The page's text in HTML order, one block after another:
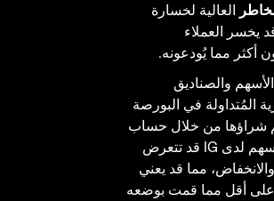
العالية لخسارة
يخسر العملاء
أكثر مما يُودعونه.
والصناديق
المُتداولة في البورصة
شراؤها من خلال حساب
تداوُل الأسهم لدى IG قد تتعرض
والانخفاض، مما قد يعني
أقل مما قمت بوضعه